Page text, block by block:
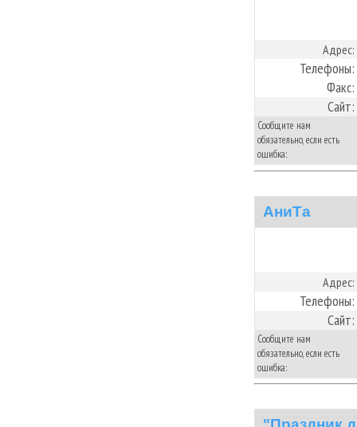
Адрес:
Телефоны:
Факс:
Сайт:
Сообщите нам
обязательно, если есть
ошибка:
АниТа
Адрес:
Телефоны:
Сайт:
Сообщите нам
обязательно, если есть
ошибка: